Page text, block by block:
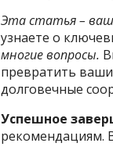
Эта статья – ваш
узнаете о
многие вопросы.
превратить
долговечные
Успешное
рекомендациям.